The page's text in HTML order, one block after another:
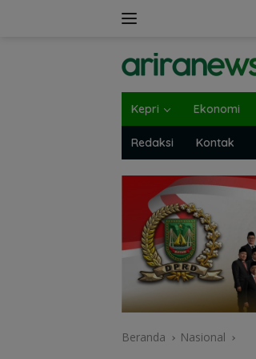
Kepri Ekonomi
Redaksi Kontak
Beranda Nasional